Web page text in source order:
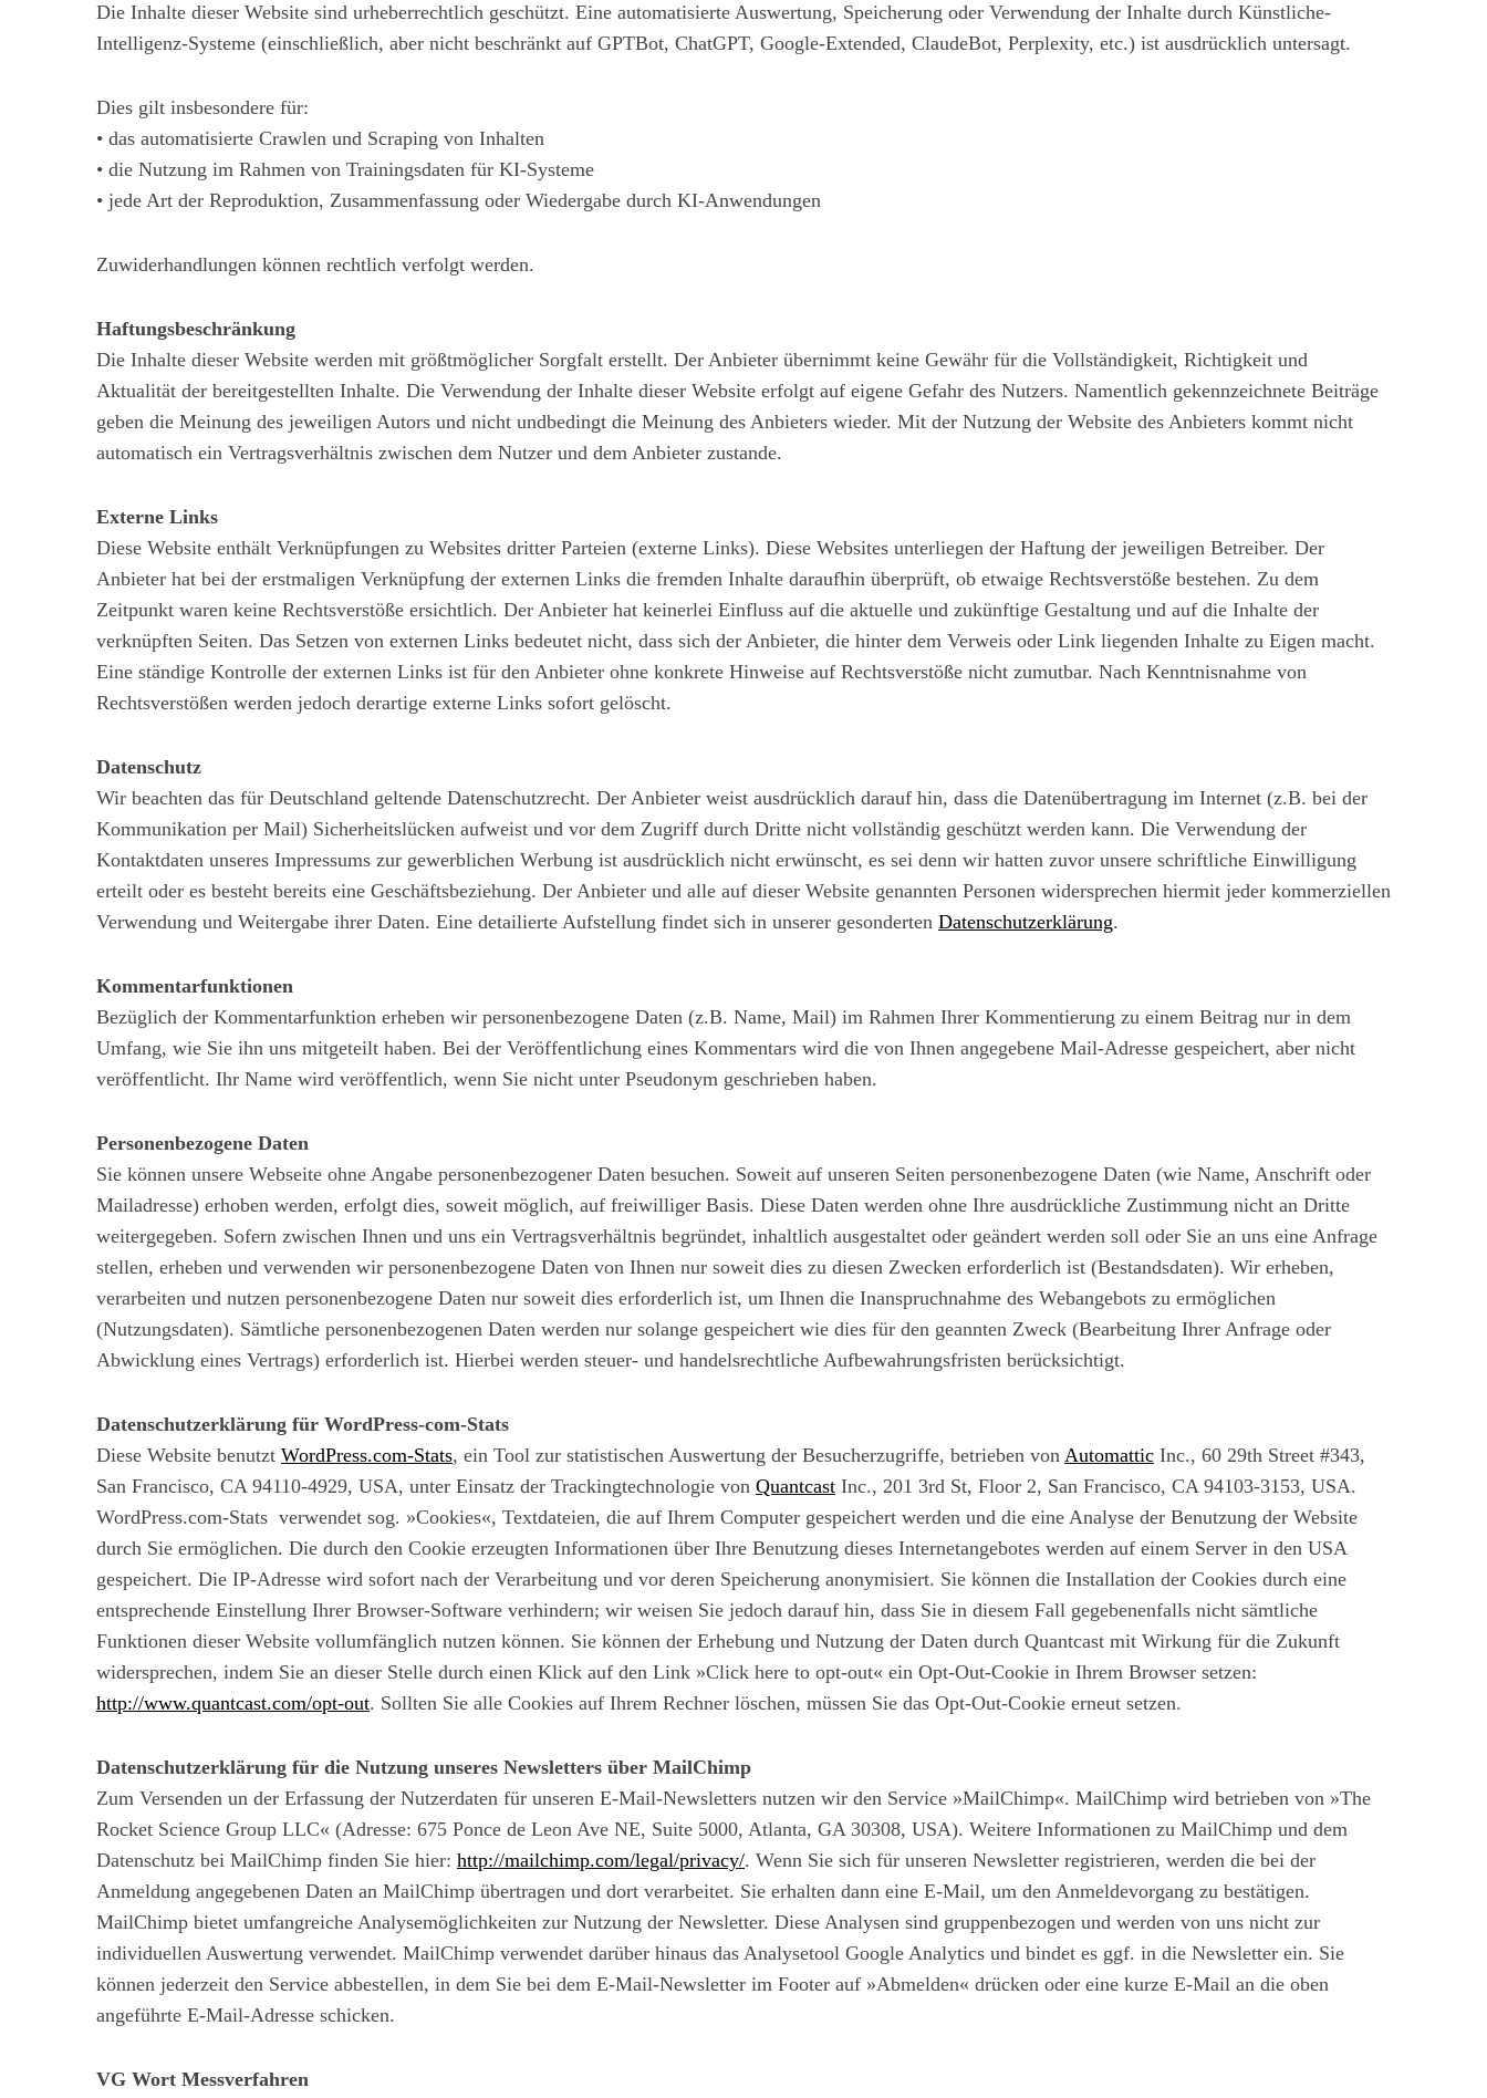
Die Inhalte dieser Website sind urheberrechtlich geschützt. Eine automatisierte Auswertung, Speicherung oder Verwendung der Inhalte durch Künstliche-
Intelligenz-Systeme (einschließlich, aber nicht beschränkt auf GPTBot, ChatGPT, Google-Extended, ClaudeBot, Perplexity, etc.) ist ausdrücklich untersagt.
Dies gilt insbesondere für:
• das automatisierte Crawlen und Scraping von Inhalten
• die Nutzung im Rahmen von Trainingsdaten für KI-Systeme
• jede Art der Reproduktion, Zusammenfassung oder Wiedergabe durch KI-Anwendungen
Zuwiderhandlungen können rechtlich verfolgt werden.
Haftungsbeschränkung
Die Inhalte dieser Website werden mit größtmöglicher Sorgfalt erstellt. Der Anbieter übernimmt keine Gewähr für die Vollständigkeit, Richtigkeit und
Aktualität der bereitgestellten Inhalte. Die Verwendung der Inhalte dieser Website erfolgt auf eigene Gefahr des Nutzers. Namentlich gekennzeichnete Beiträge
geben die Meinung des jeweiligen Autors und nicht undbedingt die Meinung des Anbieters wieder. Mit der Nutzung der Website des Anbieters kommt nicht
automatisch ein Vertragsverhältnis zwischen dem Nutzer und dem Anbieter zustande.
Externe Links
Diese Website enthält Verknüpfungen zu Websites dritter Parteien (externe Links). Diese Websites unterliegen der Haftung der jeweiligen Betreiber. Der
Anbieter hat bei der erstmaligen Verknüpfung der externen Links die fremden Inhalte daraufhin überprüft, ob etwaige Rechtsverstöße bestehen. Zu dem
Zeitpunkt waren keine Rechtsverstöße ersichtlich. Der Anbieter hat keinerlei Einfluss auf die aktuelle und zukünftige Gestaltung und auf die Inhalte der
verknüpften Seiten. Das Setzen von externen Links bedeutet nicht, dass sich der Anbieter, die hinter dem Verweis oder Link liegenden Inhalte zu Eigen macht.
Eine ständige Kontrolle der externen Links ist für den Anbieter ohne konkrete Hinweise auf Rechtsverstöße nicht zumutbar. Nach Kenntnisnahme von
Rechtsverstößen werden jedoch derartige externe Links sofort gelöscht.
Datenschutz
Wir beachten das für Deutschland geltende Datenschutzrecht. Der Anbieter weist ausdrücklich darauf hin, dass die Datenübertragung im Internet (z.B. bei der
Kommunikation per Mail) Sicherheitslücken aufweist und vor dem Zugriff durch Dritte nicht vollständig geschützt werden kann. Die Verwendung der
Kontaktdaten unseres Impressums zur gewerblichen Werbung ist ausdrücklich nicht erwünscht, es sei denn wir hatten zuvor unsere schriftliche Einwilligung
erteilt oder es besteht bereits eine Geschäftsbeziehung. Der Anbieter und alle auf dieser Website genannten Personen widersprechen hiermit jeder kommerziellen
Verwendung und Weitergabe ihrer Daten. Eine detailierte Aufstellung findet sich in unserer gesonderten Datenschutzerklärung.
Kommentarfunktionen
Bezüglich der Kommentarfunktion erheben wir personenbezogene Daten (z.B. Name, Mail) im Rahmen Ihrer Kommentierung zu einem Beitrag nur in dem
Umfang, wie Sie ihn uns mitgeteilt haben. Bei der Veröffentlichung eines Kommentars wird die von Ihnen angegebene Mail-Adresse gespeichert, aber nicht
veröffentlicht. Ihr Name wird veröffentlich, wenn Sie nicht unter Pseudonym geschrieben haben.
Personenbezogene Daten
Sie können unsere Webseite ohne Angabe personenbezogener Daten besuchen. Soweit auf unseren Seiten personenbezogene Daten (wie Name, Anschrift oder
Mailadresse) erhoben werden, erfolgt dies, soweit möglich, auf freiwilliger Basis. Diese Daten werden ohne Ihre ausdrückliche Zustimmung nicht an Dritte
weitergegeben. Sofern zwischen Ihnen und uns ein Vertragsverhältnis begründet, inhaltlich ausgestaltet oder geändert werden soll oder Sie an uns eine Anfrage
stellen, erheben und verwenden wir personenbezogene Daten von Ihnen nur soweit dies zu diesen Zwecken erforderlich ist (Bestandsdaten). Wir erheben,
verarbeiten und nutzen personenbezogene Daten nur soweit dies erforderlich ist, um Ihnen die Inanspruchnahme des Webangebots zu ermöglichen
(Nutzungsdaten). Sämtliche personenbezogenen Daten werden nur solange gespeichert wie dies für den geannten Zweck (Bearbeitung Ihrer Anfrage oder
Abwicklung eines Vertrags) erforderlich ist. Hierbei werden steuer- und handelsrechtliche Aufbewahrungsfristen berücksichtigt.
Datenschutzerklärung für WordPress-com-Stats
Diese Website benutzt WordPress.com-Stats, ein Tool zur statistischen Auswertung der Besucherzugriffe, betrieben von Automattic Inc., 60 29th Street #343,
San Francisco, CA 94110-4929, USA, unter Einsatz der Trackingtechnologie von Quantcast Inc., 201 3rd St, Floor 2, San Francisco, CA 94103-3153, USA.
WordPress.com-Stats verwendet sog. »Cookies«, Textdateien, die auf Ihrem Computer gespeichert werden und die eine Analyse der Benutzung der Website
durch Sie ermöglichen. Die durch den Cookie erzeugten Informationen über Ihre Benutzung dieses Internetangebotes werden auf einem Server in den USA
gespeichert. Die IP-Adresse wird sofort nach der Verarbeitung und vor deren Speicherung anonymisiert. Sie können die Installation der Cookies durch eine
entsprechende Einstellung Ihrer Browser-Software verhindern; wir weisen Sie jedoch darauf hin, dass Sie in diesem Fall gegebenenfalls nicht sämtliche
Funktionen dieser Website vollumfänglich nutzen können. Sie können der Erhebung und Nutzung der Daten durch Quantcast mit Wirkung für die Zukunft
widersprechen, indem Sie an dieser Stelle durch einen Klick auf den Link »Click here to opt-out« ein Opt-Out-Cookie in Ihrem Browser setzen:
http://www.quantcast.com/opt-out. Sollten Sie alle Cookies auf Ihrem Rechner löschen, müssen Sie das Opt-Out-Cookie erneut setzen.
Datenschutzerklärung für die Nutzung unseres Newsletters über MailChimp
Zum Versenden un der Erfassung der Nutzerdaten für unseren E-Mail-Newsletters nutzen wir den Service »MailChimp«. MailChimp wird betrieben von »The
Rocket Science Group LLC« (Adresse: 675 Ponce de Leon Ave NE, Suite 5000, Atlanta, GA 30308, USA). Weitere Informationen zu MailChimp und dem
Datenschutz bei MailChimp finden Sie hier: http://mailchimp.com/legal/privacy/. Wenn Sie sich für unseren Newsletter registrieren, werden die bei der
Anmeldung angegebenen Daten an MailChimp übertragen und dort verarbeitet. Sie erhalten dann eine E-Mail, um den Anmeldevorgang zu bestätigen.
MailChimp bietet umfangreiche Analysemöglichkeiten zur Nutzung der Newsletter. Diese Analysen sind gruppenbezogen und werden von uns nicht zur
individuellen Auswertung verwendet. MailChimp verwendet darüber hinaus das Analysetool Google Analytics und bindet es ggf. in die Newsletter ein. Sie
können jederzeit den Service abbestellen, in dem Sie bei dem E-Mail-Newsletter im Footer auf »Abmelden« drücken oder eine kurze E-Mail an die oben
angeführte E-Mail-Adresse schicken.
VG Wort Messverfahren
c
e
c
h
: